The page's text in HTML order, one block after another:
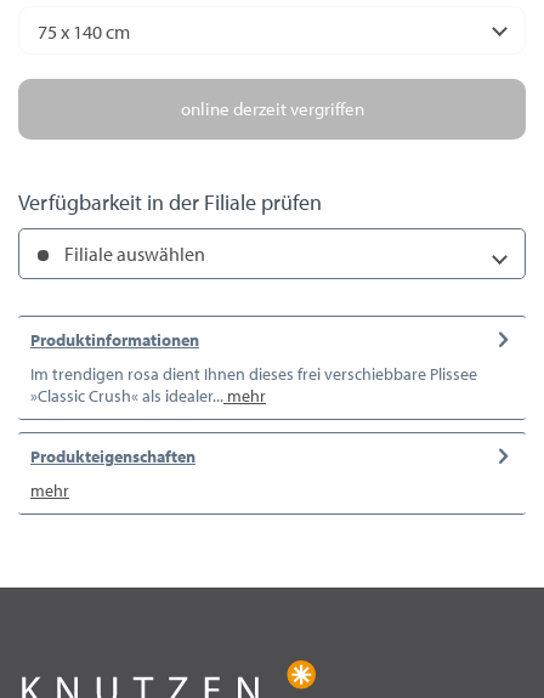
75 x 140 cm
online derzeit vergriffen
Verfügbarkeit in der Filiale prüfen
Filiale auswählen
Produktinformationen
Im trendigen rosa dient Ihnen dieses frei verschiebbare Plissee
»Classic Crush« als idealer... mehr
Produkteigenschaften
mehr